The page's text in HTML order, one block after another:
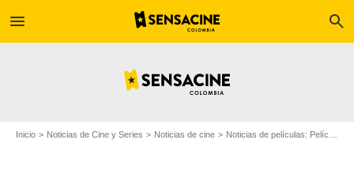
menu search
Inicio Noticias de Cine y Series Noticias de cine Noticias de películas: Película - ¿Sabías que...?